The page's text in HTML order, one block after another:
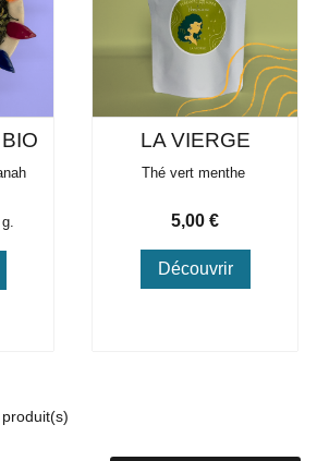
LA VIERGE
Thé vert menthe
Prix
5,00 €
Découvrir